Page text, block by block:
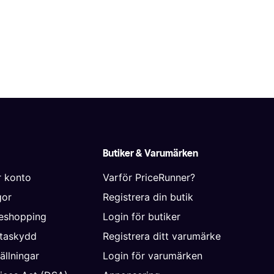
konto
Butiker & Varumärken
Varför PriceRunner?
Registrera din butik
Login för butiker
Registrera ditt varumärke
Login för varumärken